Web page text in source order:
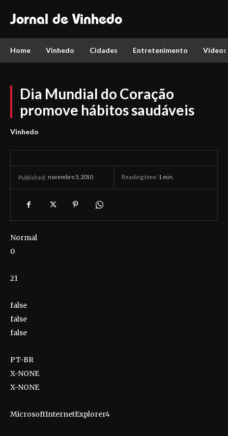
Jornal de Vinhedo
Home Vinhedo Cidades Entretenimento Vídeos
Dia Mundial do Coração
promove hábitos saudáveis
Vinhedo
Published: novembro 5, 2010 Reading time: 1 min.
Normal
0
21
false
false
false
PT-BR
X-NONE
X-NONE
MicrosoftInternetExplorer4